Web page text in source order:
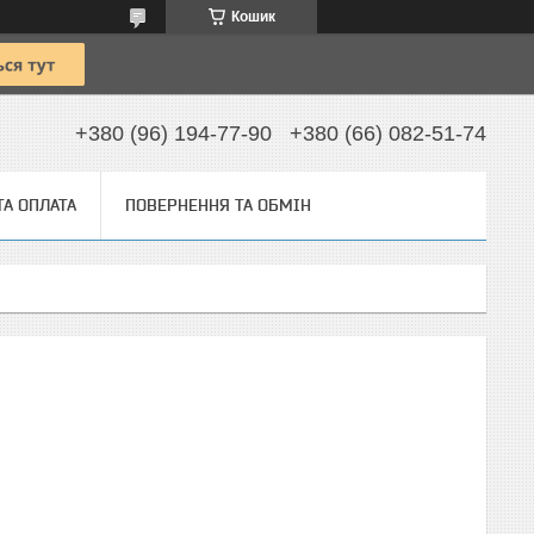
Кошик
+380 (96) 194-77-90 +380 (66) 082-51-74
ОПЛАТА ПОВЕРНЕННЯ ТА ОБМІН